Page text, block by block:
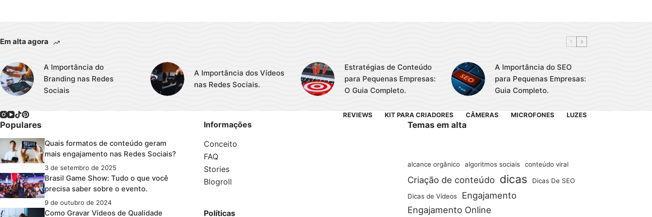
Em alta agora
A Importância do
Branding nas Redes
Sociais
A Importância dos Vídeos
nas Redes Sociais.
Estratégias de Conteúdo
para Pequenas Empresas:
O Guia Completo.
A Importância do SEO
para Pequenas Empresas:
Guia Completo.
REVIEWS KIT PARA CRIADORES CÂMERAS MICROFONES LUZES
Populares
Quais formatos de conteúdo geram
mais engajamento nas Redes Sociais?
3 de setembro de 2025
Brasil Game Show: Tudo o que você
precisa saber sobre o evento.
9 de outubro de 2024
Como Gravar Vídeos de Qualidade
Informações
Conceito
FAQ
Stories
Blogroll
Políticas
Temas em alta
alcance orgânico algoritmos sociais conteúdo viral
Criação de conteúdo dicas
Dicas De SEO
Dicas de Vídeos
Engajamento
Engajamento Online